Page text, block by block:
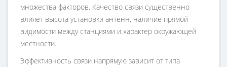
множества факторов. Качество связи существенно
влияет высота установки антенн, наличие прямой
видимости между станциями и характер окружающей
местности.
Эффективность связи напрямую зависит от типа